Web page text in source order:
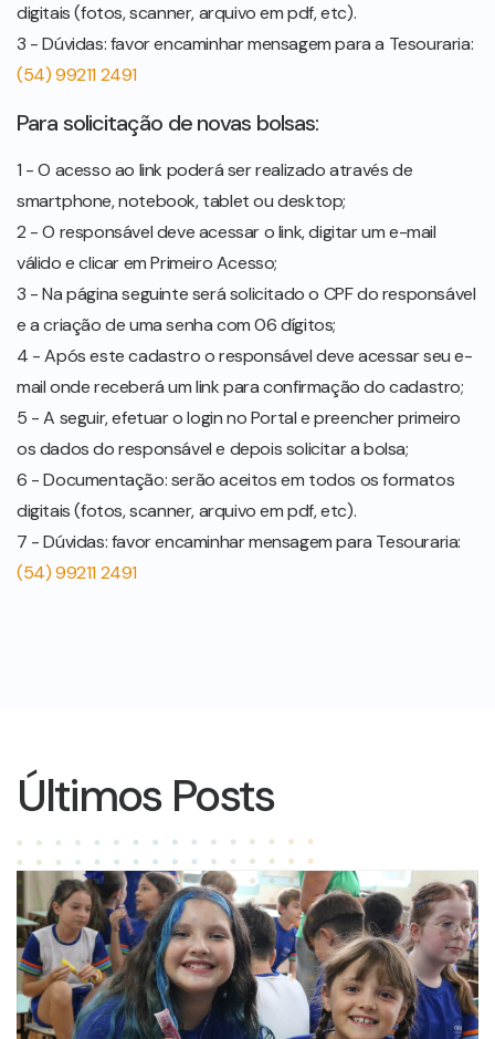
digitais (fotos, scanner, arquivo em pdf, etc).
3 - Dúvidas: favor encaminhar mensagem para a Tesouraria:
(54) 99211 2491
Para solicitação de novas bolsas:
1 - O acesso ao link poderá ser realizado através de
smartphone, notebook, tablet ou desktop;
2 - O responsável deve acessar o link, digitar um e-mail
válido e clicar em Primeiro Acesso;
3 - Na página seguinte será solicitado o CPF do responsável
e a criação de uma senha com 06 dígitos;
4 - Após este cadastro o responsável deve acessar seu e-
mail onde receberá um link para confirmação do cadastro;
5 - A seguir, efetuar o login no Portal e preencher primeiro
os dados do responsável e depois solicitar a bolsa;
6 - Documentação: serão aceitos em todos os formatos
digitais (fotos, scanner, arquivo em pdf, etc).
7 - Dúvidas: favor encaminhar mensagem para Tesouraria:
(54) 99211 2491
Últimos Posts